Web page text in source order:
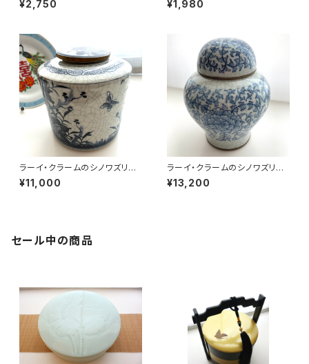
¥2,750 ¥1,980
ラーイ・クラームのシノワズリ円
筒壺
¥11,000
ラーイ・クラームのシノワズリ丸
形壺
¥13,200
セール中の商品